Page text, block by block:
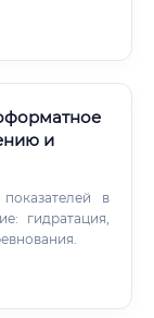
и
в
гидратация,